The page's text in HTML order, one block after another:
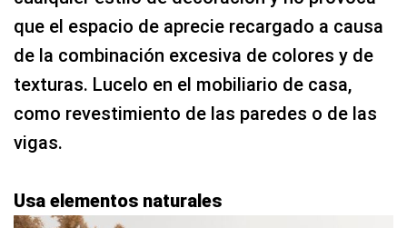
que el espacio de aprecie recargado a causa
de la combinación excesiva de colores y de
texturas. Lucelo en el mobiliario de casa,
como revestimiento de las paredes o de las
vigas.
Usa elementos naturales